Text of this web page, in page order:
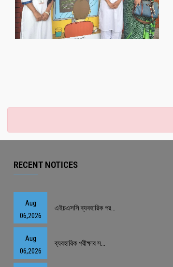
RECENT NOTICES
Aug
06,2026
এইচএসসি ব্যবহারিক পর...
Aug
06,2026
ব্যবহারিক পরীক্ষার স...